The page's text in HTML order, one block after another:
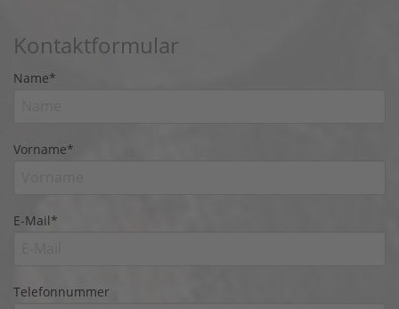
Kontaktformular
Name*
Vorname*
E-Mail*
Telefonnummer